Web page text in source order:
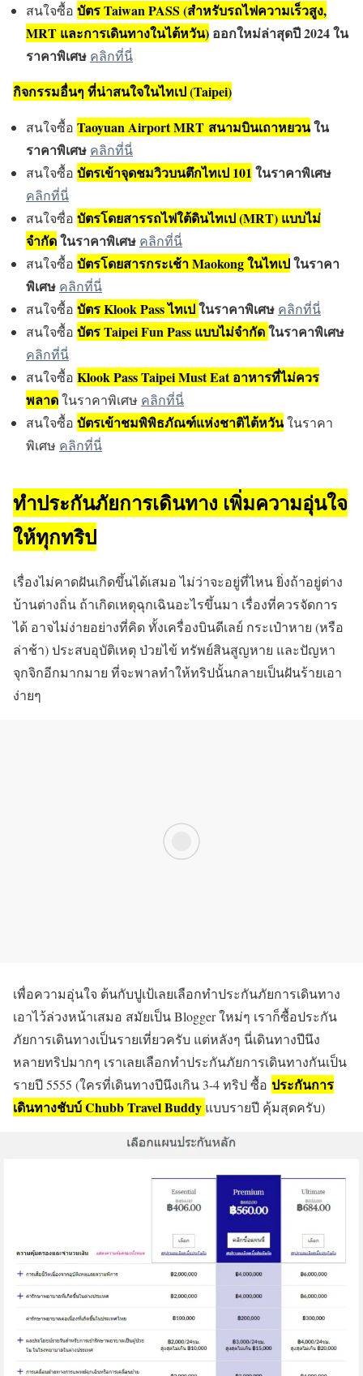
สนใจซื้อ บัตร Taiwan PASS (สำหรับรถไฟความเร็วสูง,
MRT และการเดินทางในไต้หวัน) ออกใหม่ล่าสุดปี 2024 ใน
ราคาพิเศษ คลิกที่นี่
กิจกรรมอื่นๆ ที่น่าสนใจในไทเป (Taipei)
สนใจซื้อ Taoyuan Airport MRT สนามบินเถาหยวนใน
ราคาพิเศษ คลิกที่นี่
สนใจซื้อ บัตรเข้าจุดชมวิวบนตึกไทเป 101 ในราคาพิเศษ
คลิกที่นี่
สนใจซื่อ บัตรโดยสารรถไฟใต้ดินไทเป (MRT) แบบไม่
จำกัดในราคาพิเศษ คลิกที่นี่
สนใจซื้อ บัตรโดยสารกระเช้า Maokong ในไทเปในราคา
พิเศษ คลิกที่นี่
สนใจซื้อ บัตร Klook Pass ไทเปในราคาพิเศษ คลิกที่นี่
สนใจซื้อ บัตร Taipei Fun Pass แบบไม่จำกัดในราคาพิเศษ
คลิกที่นี่
สนใจซื้อ Klook Pass Taipei Must Eat อาหารที่ไม่ควร
พลาดในราคาพิเศษ คลิกที่นี่
สนใจซื้อ บัตรเข้าชมพิพิธภัณฑ์แห่งชาติไต้หวันในราคา
พิเศษ คลิกที่นี่
ทำประกันภัยการเดินทาง เพิ่มความอุ่นใจ
ให้ทุกทริป
เรื่องไม่คาดฝันเกิดขึ้นได้เสมอ ไม่ว่าจะอยู่ที่ไหน ยิ่งถ้าอยู่ต่าง
บ้านต่างถิ่น ถ้าเกิดเหตุฉุกเฉินอะไรขึ้นมา เรื่องที่ควรจัดการ
ได้ อาจไม่ง่ายอย่างที่คิด ทั้งเครื่องบินดีเลย์ กระเป๋าหาย (หรือ
ล่าช้า) ประสบอุบัติเหตุ ป่วยไข้ ทรัพย์สินสูญหาย และปัญหา
จุกจิกอีกมากมาย ที่จะพาลทำให้ทริปนั้นกลายเป็นฝันร้ายเอา
ง่ายๆ
เพื่อความอุ่นใจ ต้นกับปูเป้เลยเลือกทำประกันภัยการเดินทาง
เอาไว้ล่วงหน้าเสมอ สมัยเป็น Blogger ใหม่ๆ เราก็ซื้อประกัน
ภัยการเดินทางเป็นรายเที่ยวครับ แต่หลังๆ นี่เดินทางปีนึง
หลายทริปมากๆ เราเลยเลือกทำประกันภัยการเดินทางกันเป็น
รายปี 5555 (ใครที่เดินทางปีนึงเกิน 3-4 ทริป ซื้อ ประกันการ
เดินทางชับบ์ Chubb Travel Buddy แบบรายปี คุ้มสุดครับ)